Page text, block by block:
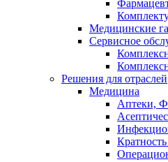
Медицинские
Сервисное
Решения для отраслей
Медицина
Аптеки,